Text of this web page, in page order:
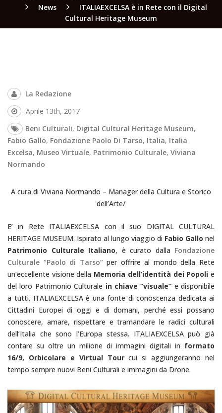
News
ITALIAEXCELSA è in Rete con il Digital
Cultural Heritage Museum
La Redazione
Aprile 13th, 2017
Beni Culturali, Digital Cultural Heritage Museum,
Fabio Gallo, Fondazione Paolo Di Tarso, Italia, Italia
Excelsa, Museo Virtuale, Patrimonio Culturale, Viviana
Normando
A cura di Viviana Normando – Manager della Cultura e Storico
dell’Arte/
E’ in Rete ITALIAEXCELSA con il suo DIGITAL CULTURAL
HERITAGE MUSEUM. Ispirato al lungo viaggio di Fabio Gallo nel
Patrimonio Culturale Italiano, è curato dalla Fondazione
Culturale “Paolo di Tarso”per offrire al mondo della Rete
un’eccellente visione della Memoria dell’identità dei Popoli e
del loro Patrimonio Culturale in chiave “visuale” e disponibile
a tutti. ITALIAEXCELSA è una fonte di conoscenza dedicata ai
Cittadini Europei di oggi e di domani, perché essi possano
conoscere, amare, rispettare e tramandare le radici culturali
dell’Italia che sono l’Europa stessa. ITALIAEXCELSA può già
contare su oltre un milione di immagini digitali in formato
16/9, Orbicolare e Virtual Tourcui si aggiungeranno nel
tempo sempre nuovi Beni Culturali e immagini da Drone.